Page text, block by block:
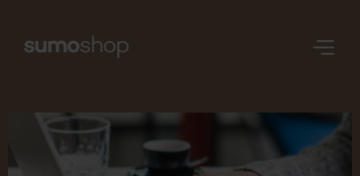
Login